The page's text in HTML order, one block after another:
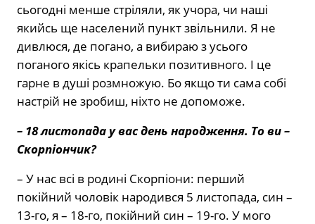
сьогодні менше стріляли, як учора, чи наші
якийсь ще населений пункт звільнили. Я не
дивлюся, де погано, а вибираю з усього
поганого якісь крапельки позитивного. І це
гарне в душі розмножую. Бо якщо ти сама собі
настрій не зробиш, ніхто не допоможе.
– 18 листопада у вас день народження. То ви –
Скорпіончик?
– У нас всі в родині Скорпіони: перший
покійний чоловік народився 5 листопада, син –
13-го, я – 18-го, покійний син – 19-го. У мого